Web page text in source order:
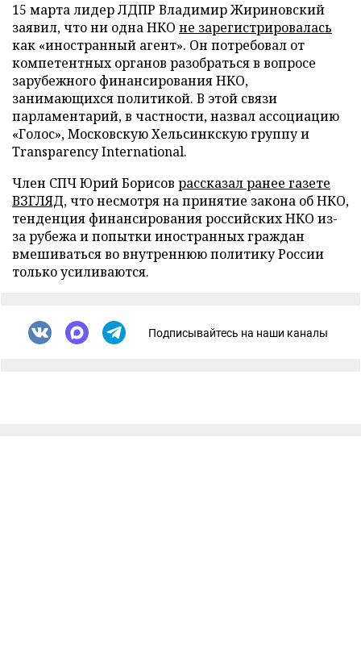
15 марта лидер ЛДПР Владимир Жириновский
заявил, что ни одна НКО не зарегистрировалась
как «иностранный агент». Он потребовал от
компетентных органов разобраться в вопросе
зарубежного финансирования НКО,
занимающихся политикой. В этой связи
парламентарий, в частности, назвал ассоциацию
«Голос», Московскую Хельсинкскую группу и
Transparency International.
Член СПЧ Юрий Борисов рассказал ранее газете
ВЗГЛЯД, что несмотря на принятие закона об НКО,
тенденция финансирования российских НКО из-
за рубежа и попытки иностранных граждан
вмешиваться во внутреннюю политику России
только усиливаются.
Подписывайтесь на наши каналы